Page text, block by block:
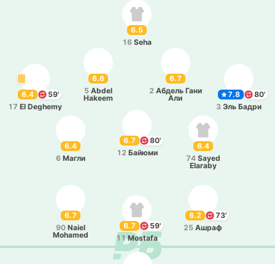
6.5
16 Seha
6.7
2 Абдель Гани
Али
7.8
80'
3 Эль Бадри
6.4
59'
17 El Deghemy
6.6
5 Abdel
Hakeem
6.7
80'
12 Байюми
6.4
6 Магли
6.4
74 Sayed
Elaraby
6.2
73'
25 Ашраф
6.7
59'
11 Mostafa
6.7
90 Naiel
Mohamed